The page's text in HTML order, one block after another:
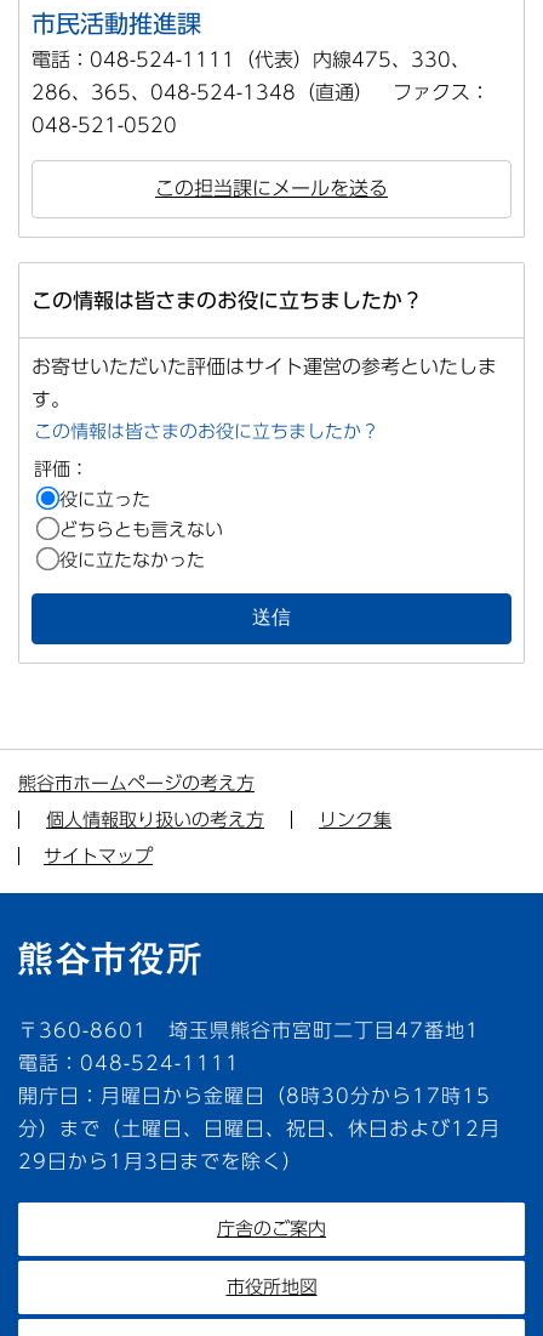
市民活動推進課
電話：048-524-1111（代表）内線475、330、
286、365、048-524-1348（直通） ファクス：
048-521-0520
この担当課にメールを送る
この情報は皆さまのお役に立ちましたか？
お寄せいただいた評価はサイト運営の参考といたしま
す。
この情報は皆さまのお役に立ちましたか？
評価：
役に立った
どちらとも言えない
役に立たなかった
熊谷市ホームページの考え方
個人情報取り扱いの考え方
リンク集
サイトマップ
〒360-8601 埼玉県熊谷市宮町二丁目47番地1
電話：048-524-1111
開庁日：月曜日から金曜日（8時30分から17時15
分）まで（土曜日、日曜日、祝日、休日および12月
29日から1月3日までを除く）
庁舎のご案内
市役所地図